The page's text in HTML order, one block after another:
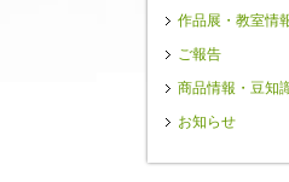
作品展・教室情
ご報告
商品情報・豆知
お知らせ